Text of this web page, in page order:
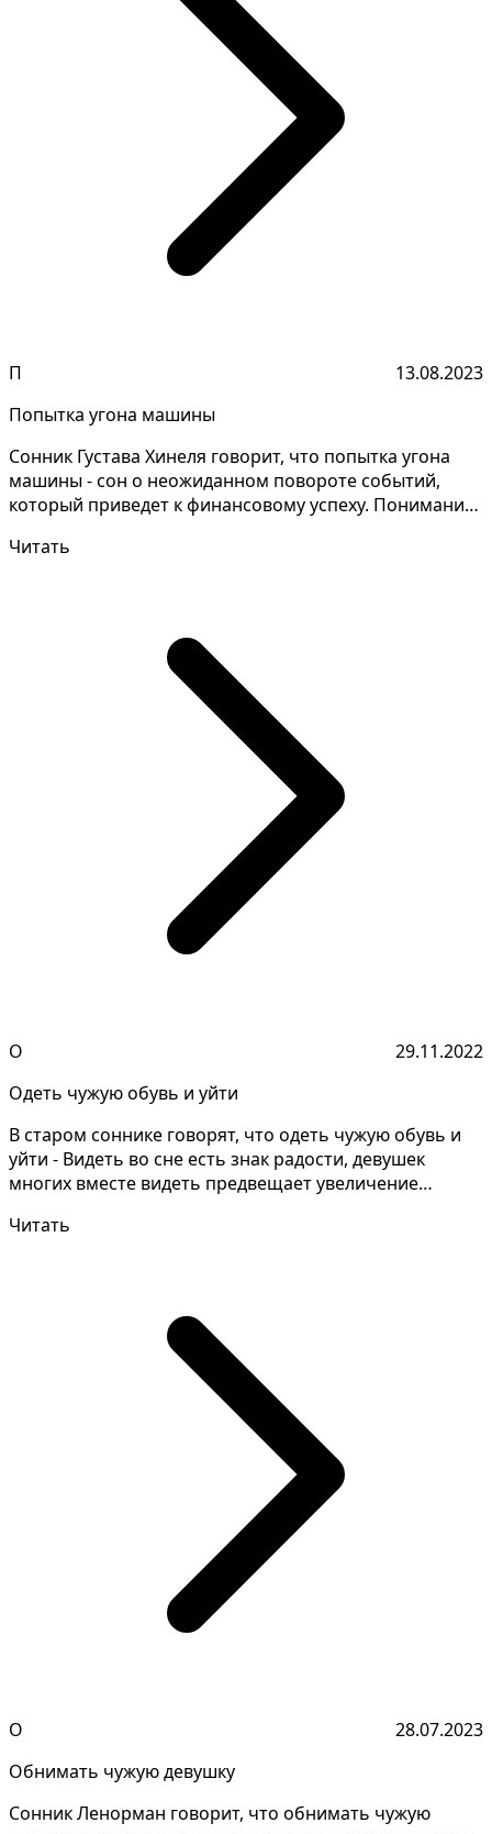
П
13.08.2023
Попытка угона машины
Сонник Густава Хинеля говорит, что попытка угона
машины - сон о неожиданном повороте событий,
который приведет к финансовому успеху. Понимание
Читать
О
29.11.2022
Одеть чужую обувь и уйти
В старом соннике говорят, что одеть чужую обувь и
уйти - Видеть во сне есть знак радости, девушек
многих вместе видеть предвещает увеличение
Читать
О
28.07.2023
Обнимать чужую девушку
Сонник Ленорман говорит, что обнимать чужую